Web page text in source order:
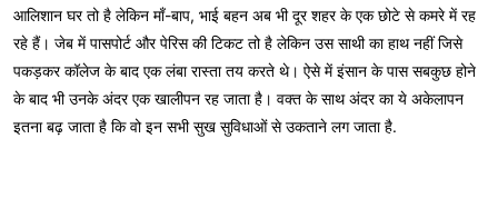
आलिशान घर तो है लेकिन माँ-बाप, भाई बहन अब भी दूर शहर के एक छोटे से कमरे में रह
रहे हैं। जेब में पासपोर्ट और पेरिस की टिकट तो है लेकिन उस साथी का हाथ नहीं जिसे
पकड़कर कॉलेज के बाद एक लंबा रास्ता तय करते थे। ऐसे में इंसान के पास सबकुछ होने
के बाद भी उनके अंदर एक खालीपन रह जाता है। वक्त के साथ अंदर का ये अकेलापन
इतना बढ़ जाता है कि वो इन सभी सुख सुविधाओं से उकताने लग जाता है.